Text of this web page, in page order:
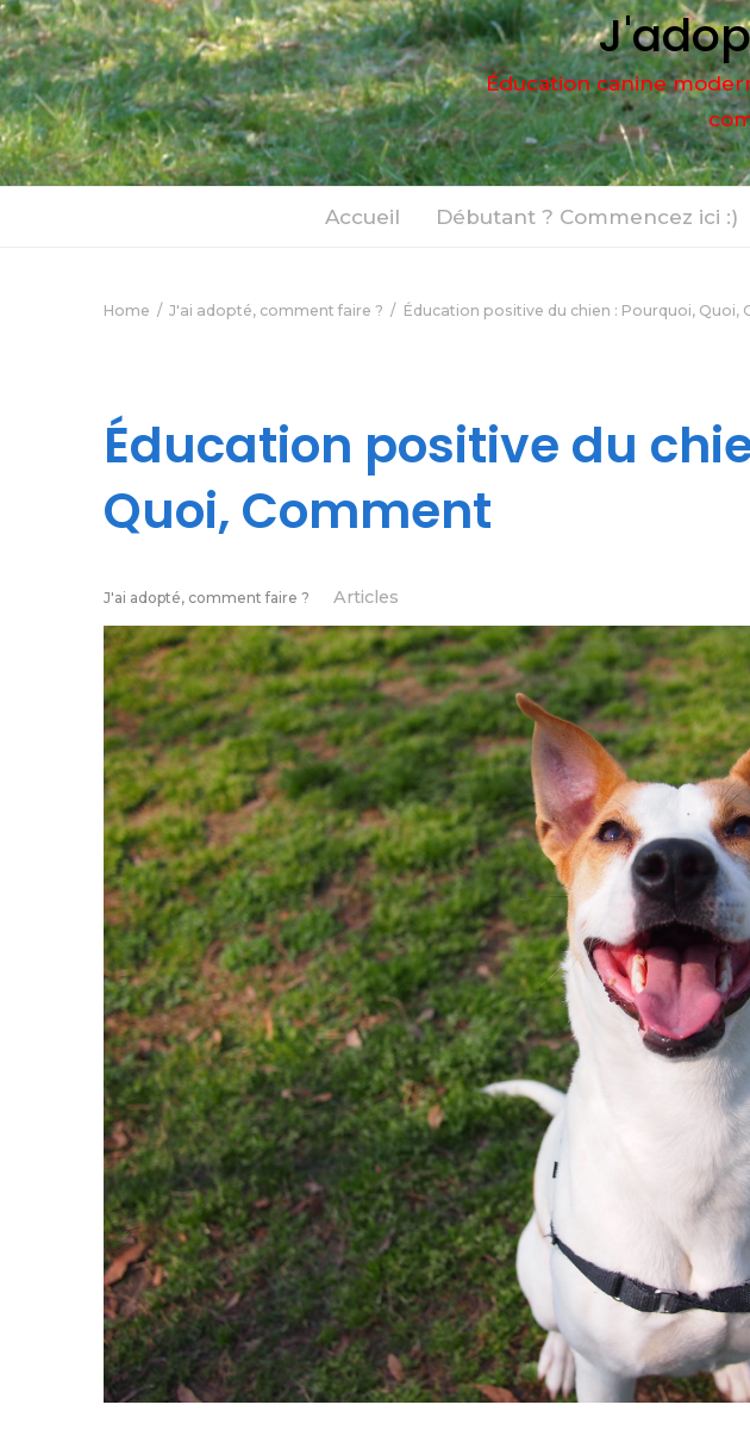
Éducation canine
Accueil Débutant ? Commencez ici :)
Home J'ai adopté, comment faire ? Éducation positive du chien : Pourquoi, Quoi,
Éducation positive du
Quoi, Comment
J'ai adopté, comment faire ? Articles